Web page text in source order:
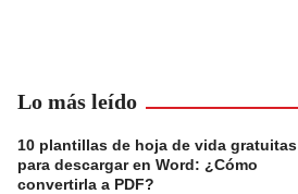
Lo más leído
10 plantillas de hoja de vida gratuitas
para descargar en Word: ¿Cómo
convertirla a PDF?